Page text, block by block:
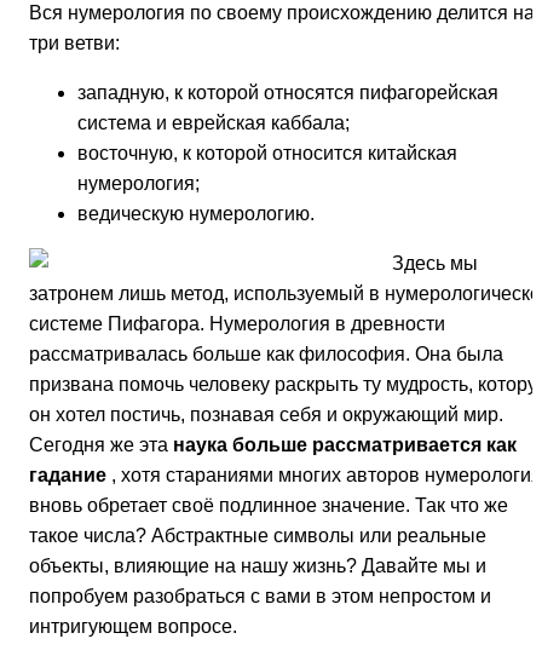
Вся нумерология по своему происхождению делится на
три ветви:
западную, к которой относятся пифагорейская
система и еврейская каббала;
восточную, к которой относится китайская
нумерология;
ведическую нумерологию.
Здесь мы
затронем лишь метод, используемый в
системе Пифагора. Нумерология в древности
рассматривалась больше как философия. Она была
призвана помочь человеку раскрыть ту мудрость,
он хотел постичь, познавая себя и окружающий мир.
Сегодня же эта наука больше рассматривается как
гадание , хотя стараниями многих авторов нумерология
вновь обретает своё подлинное значение. Так что же
такое числа? Абстрактные символы или реальные
объекты, влияющие на нашу жизнь? Давайте мы и
попробуем разобраться с вами в этом непростом и
интригующем вопросе.